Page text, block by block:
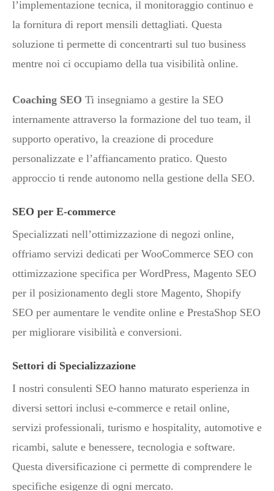
l’implementazione tecnica, il monitoraggio continuo e
la fornitura di report mensili dettagliati. Questa
soluzione ti permette di concentrarti sul tuo business
mentre noi ci occupiamo della tua visibilità online.
Coaching SEO Ti insegniamo a gestire la SEO
internamente attraverso la formazione del tuo team, il
supporto operativo, la creazione di procedure
personalizzate e l’affiancamento pratico. Questo
approccio ti rende autonomo nella gestione della SEO.
SEO per E-commerce
Specializzati nell’ottimizzazione di negozi online,
offriamo servizi dedicati per WooCommerce SEO con
ottimizzazione specifica per WordPress, Magento SEO
per il posizionamento degli store Magento, Shopify
SEO per aumentare le vendite online e PrestaShop SEO
per migliorare visibilità e conversioni.
Settori di Specializzazione
I nostri consulenti SEO hanno maturato esperienza in
diversi settori inclusi e-commerce e retail online,
servizi professionali, turismo e hospitality, automotive e
ricambi, salute e benessere, tecnologia e software.
Questa diversificazione ci permette di comprendere le
specifiche esigenze di ogni mercato.